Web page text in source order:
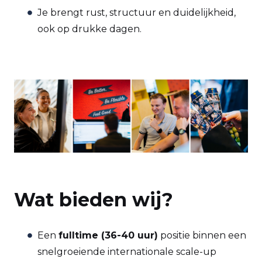
Je brengt rust, structuur en duidelijkheid,
ook op drukke dagen.
Wat bieden wij?
Een fulltime (36-40 uur) positie binnen een
snelgroeiende internationale scale-up